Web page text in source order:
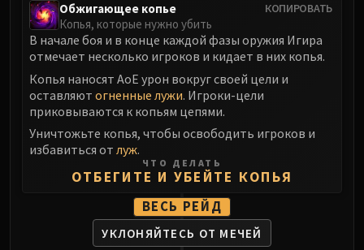
LIBERATION OF UNDERMINE
Vexie and the Geargrinders
Cauldron of Carnage
Stix Bunkjunker
Sprocketmonger Lockenstock
One-Armed Bandit
Mug'Zee, Heads of Security
Chrome King Gallywix
DRAGON SOUL
Morchok
Warlord Zon'ozz
КОПИРОВАТЬ
Обжигающее копье
Копья, которые нужно убить
В начале боя и в конце каждой фазы оружия Игира
отмечает несколько игроков и кидает в них копья.
Копья наносят АоЕ урон вокруг своей цели и
оставляют огненные лужи. Игроки-цели
приковываются к копьям цепями.
Уничтожьте копья, чтобы освободить игроков и
избавиться от луж.
ЧТО ДЕЛАТЬ
ОТБЕГИТЕ И УБЕЙТЕ КОПЬЯ
ВЕСЬ РЕЙД
УКЛОНЯЙТЕСЬ ОТ МЕЧЕЙ